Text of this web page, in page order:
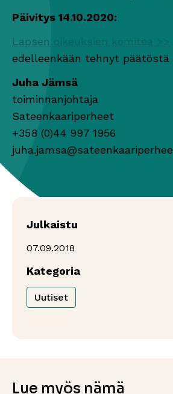
Julkaistu
07.09.2018
Kategoria
Uutiset
Päivitys 14.10.2020:
Lapsen oikeuksien komitea >>
edelleenkään tehnyt päätöstä
Juha Jämsä
toiminnanjohtaja
Sateenkaariperheet
+358 (0)44 997 1956
Lue myös nämä